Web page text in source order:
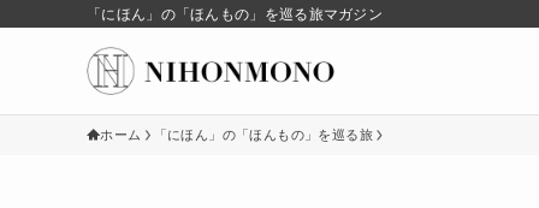
「にほん」の「ほんもの」を巡る旅マガジン
ホーム 「にほん」の「ほんもの」を巡る旅